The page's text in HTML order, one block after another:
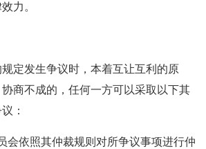
力。
定发生争议时，本着互让互利的原
商不成的，任何一方可以采取以下其
：
会依照其仲裁规则对所争议事项进行仲